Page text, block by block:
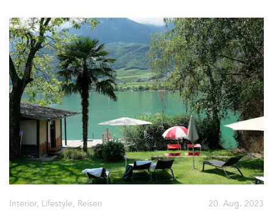
(eine alte holländische Maßeinheit) Pies (Verniedlichung in
Afrikaans) Kraal (Umzäunung). Easy. Es heißt, die Farm sei vor
langer Zeit für ein halbes Aam (etwa 75 Liter) Anisschnaps (Arak),
ein weißes Pferd samt Zaumzeug und Sattel verkauft worden.
Erbaut zwischen 1780 und 1850, bis heute weiß getüncht und
umgeben von Bäumen, leuchten die Farmgebäude bereits von
Weitem. Umgekehrt wird jedes Fahrzeug, das sich über die »dirt
roads« auf die Farm zubewegt, schon lange vor der Ankunft
gesehen. Die Staubwolke kündigt alle Besucher an. Jan-Georg
Solms und die Farmhunde Panos, Eyla und Leo begrüßen die
Ankommenden am Tor. Herzlich Willkommen
auf Halfaampieskraal&hellip
20. Aug. 2023
Interior, Lifestyle, Reisen